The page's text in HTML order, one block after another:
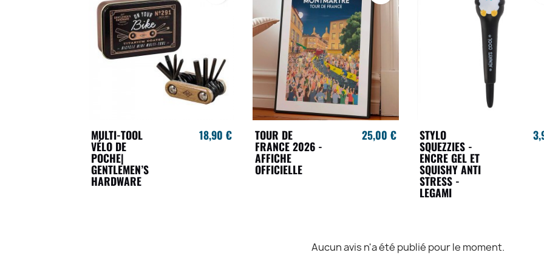
MULTI-TOOL
VÉLO DE
POCHE|
GENTLEMEN’S
HARDWARE
18,90 € TOUR DE
FRANCE 2026 -
AFFICHE
OFFICIELLE
25,00 € STYLO
SQUEZZIES -
ENCRE GEL ET
SQUISHY ANTI
STRESS -
LEGAMI
Aucun avis n'a été publié pour le moment.